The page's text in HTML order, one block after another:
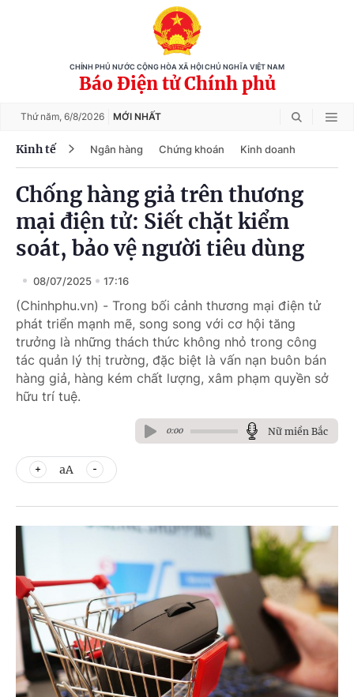
CHÍNH PHỦ NƯỚC CỘNG HÒA XÃ HỘI CHỦ NGHĨA VIỆT NAM
Báo Điện tử Chính phủ
Thứ năm, 6/8/2026 MỚI NHẤT
Kinh tế Ngân hàng Chứng khoán Kinh doanh
Chống hàng giả trên thương
mại điện tử: Siết chặt kiểm
soát, bảo vệ người tiêu dùng
08/07/2025 17:16
(Chinhphu.vn) - Trong bối cảnh thương mại điện tử
phát triển mạnh mẽ, song song với cơ hội tăng
trưởng là những thách thức không nhỏ trong công
tác quản lý thị trường, đặc biệt là vấn nạn buôn bán
hàng giả, hàng kém chất lượng, xâm phạm quyền sở
hữu trí tuệ.
0:00 Nữ miền Bắc
aA